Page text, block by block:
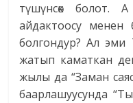
түшүнсөк болот.
айдактоосу менен
болгондур? Ал эми
жатып каматкан
жылы да “Заман
баарлашуусунда